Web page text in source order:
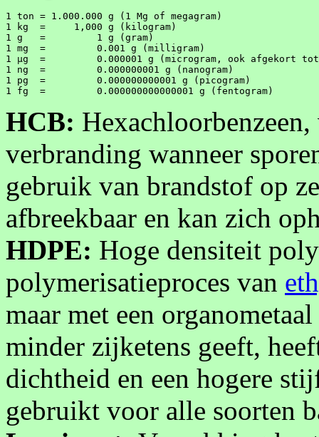
1 ton = 1.000.000 g (1 Mg of megagram)
1 kg  =     1,000 g (kilogram)
1 g   =         1 g (gram)
1 mg  =         0.001 g (milligram)
1 µg  =         0.000001 g (microgram, ook afgekort
1 ng  =         0.000000001 g (nanogram)
1 pg  =         0.000000000001 g (picogram)
1 fg  =         0.000000000000001 g (fentogram)
HCB:
verbranding wanneer
gebruik van brandstof op
afbreekbaar en kan zich
HDPE: Hoge densiteit
polymerisatieproces van
maar met een
minder zijketens geeft,
dichtheid en een hogere
gebruikt voor alle soorten